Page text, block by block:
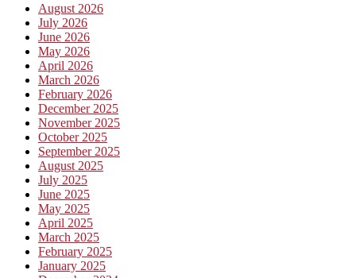
August 2026
July 2026
June 2026
May 2026
April 2026
March 2026
February 2026
December 2025
November 2025
October 2025
September 2025
August 2025
July 2025
June 2025
May 2025
April 2025
March 2025
February 2025
January 2025